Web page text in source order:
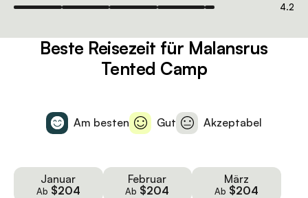
4.2
Beste Reisezeit für Malansrus
Tented Camp
Am besten Gut Akzeptabel
Januar
Ab $204
Februar
Ab $204
März
Ab $204